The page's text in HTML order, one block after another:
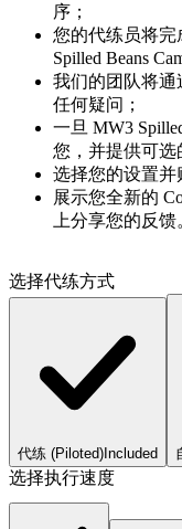
序；
您的代练员将完
Spilled Beans
我们的团队将
任何疑问；
一旦 MW3
您，并提供可选
选择您的设置并
展示您全新的
上分享您的反馈
选择代练方式
代练 (Piloted) Included
选择执行速度